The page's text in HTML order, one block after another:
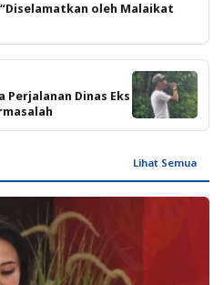
“Diselamatkan oleh Malaikat
Dinas Eks
Lihat Semua